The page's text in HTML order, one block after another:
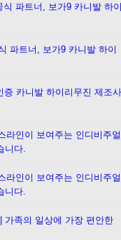
식 파트너, 보가9 카니발 하
파트너, 보가9 카니발 하이
카니발 하이리무진 제조사
라인이 보여주는 인디비주얼
니다.
라인이 보여주는 인디비주얼
니다.
가족의 일상에 가장 편안한